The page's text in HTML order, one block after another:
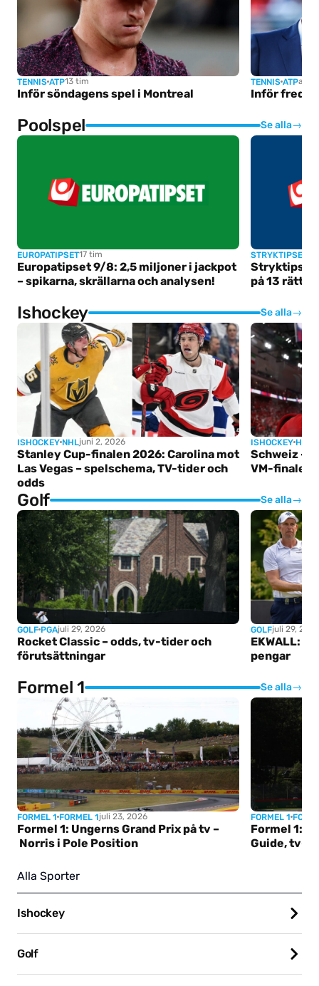
TENNIS ATP13 tim
Inför söndagens spel i Montreal
TENNIS ATP
Inför
Poolspel Se alla→
EUROPATIPSET17 tim
Europatipset 9/8: 2,5 miljoner i jackpot
– spikarna, skrällarna och analysen!
STRYKTIPSET
Stryktipset
på 13 rätt
Ishockey Se alla→
ISHOCKEY NHLjuni 2, 2026
Stanley Cup-finalen 2026: Carolina mot
Las Vegas – spelschema, TV-tider och
odds
ISHOCKEY
Schweiz –
VM-finalen
Golf Se alla→
GOLF PGAjuli 29, 2026
Rocket Classic – odds, tv-tider och
förutsättningar
GOLFjuli 29, 2026
EKWALL:
pengar
Formel 1 Se alla→
FORMEL 1 FORMEL 1juli 23, 2026
Formel 1: Ungerns Grand Prix på tv –
Norris i Pole Position
FORMEL 1
Formel 1:
Guide, tv-
Alla Sporter
Ishockey
Golf